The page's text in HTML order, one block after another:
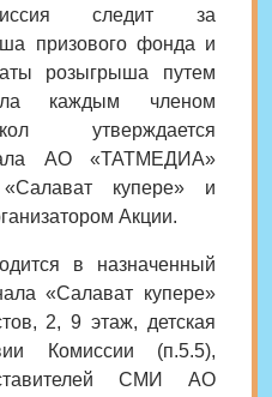
следит за
призового фонда и
розыгрыша путем
каждым членом
утверждается
АО «ТАТМЕДИА»
купере» и
Акции.
в назначенный
«Салават купере»
2, 9 этаж, детская
Комиссии (п.5.5),
СМИ АО